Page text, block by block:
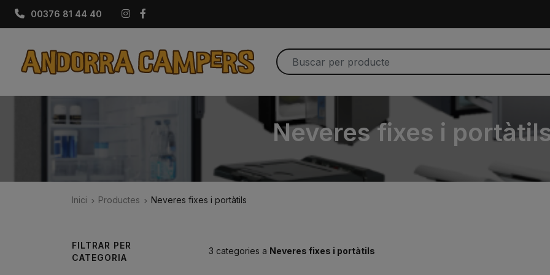
00376 81 44 40 Instagram
Neveres fixes i
Inici Productes Neveres fixes i portàtils
3 categories a Neveres fixes i portàtils
FILTRAR PER
CATEGORIA